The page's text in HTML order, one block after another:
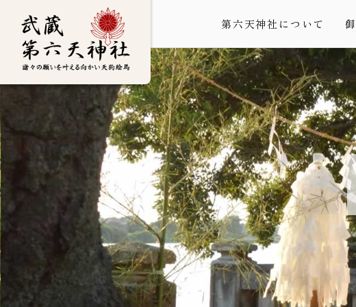
第六天神社について